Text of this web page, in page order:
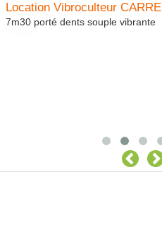
Location Vibroculteur CARRE
7m30 porté dents souple vibrante